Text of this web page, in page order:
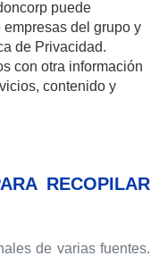
puede
del grupo y
de Privacidad.
con otra información
contenido y
RECOPILAR
de varias fuentes.